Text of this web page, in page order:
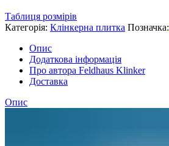
Таблиця розмірів
Категорія: Клінкерна плитка Позначка:
Опис
Додаткова інформація
Про автора Feldhaus Klinker
Доставка
Опис